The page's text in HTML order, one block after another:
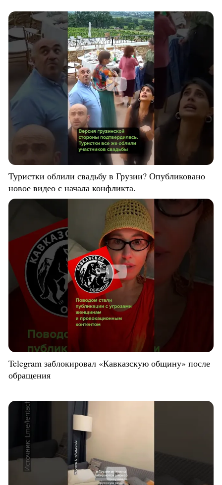
Туристки облили свадьбу в Грузии? Опубликовано
новое видео с начала конфликта.
Telegram заблокировал «Кавказскую общину» после
обращения